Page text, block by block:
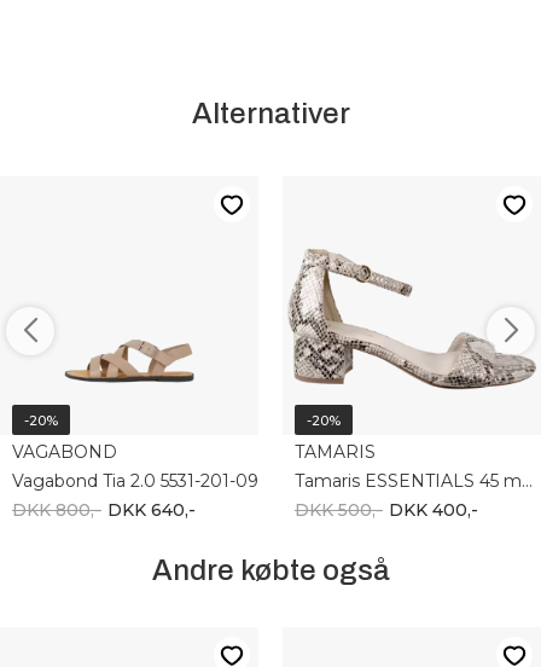
Alternativer
-20%
VAGABOND
Vagabond Tia 2.0 5531-201-09
DKK 800,- DKK 640,-
-20%
TAMARIS
Tamaris ESSENTIALS 45 mm 1-28201-42 483
DKK 500,- DKK 400,-
Andre købte også